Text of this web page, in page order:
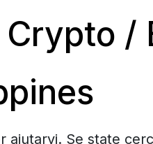
/
aiutarvi. Se state